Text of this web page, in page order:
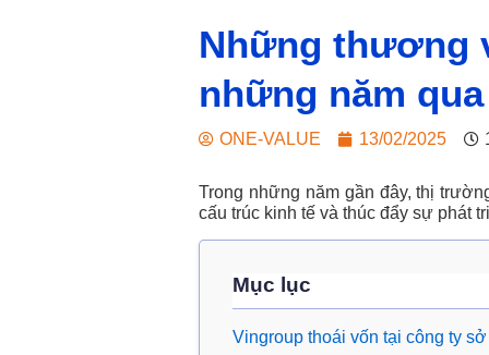
Những thương
những năm qua
ONE-VALUE 13/02/2025
Trong những năm gần đây, thị
cấu trúc kinh tế và thúc đẩy sự phát
Mục lục
Vingroup thoái vốn tại công ty